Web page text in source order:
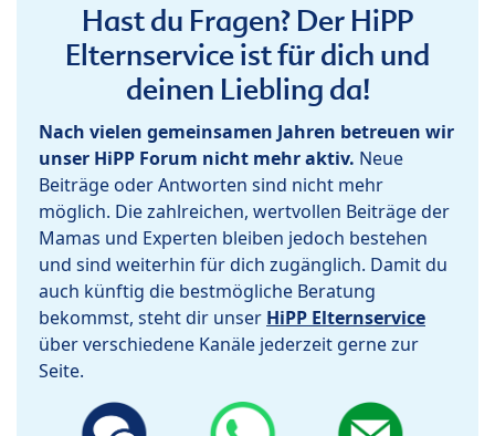
Hast du Fragen? Der HiPP
Elternservice ist für dich und
deinen Liebling da!
Nach vielen gemeinsamen Jahren betreuen wir
unser HiPP Forum nicht mehr aktiv. Neue
Beiträge oder Antworten sind nicht mehr
möglich. Die zahlreichen, wertvollen Beiträge der
Mamas und Experten bleiben jedoch bestehen
und sind weiterhin für dich zugänglich. Damit du
auch künftig die bestmögliche Beratung
bekommst, steht dir unser HiPP Elternservice
über verschiedene Kanäle jederzeit gerne zur
Seite.